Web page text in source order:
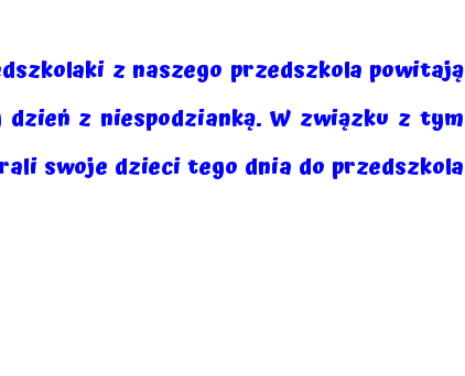
z naszego przedszkola powitają
z niespodzianką. W związku z tym
swoje dzieci tego dnia do przedszkola